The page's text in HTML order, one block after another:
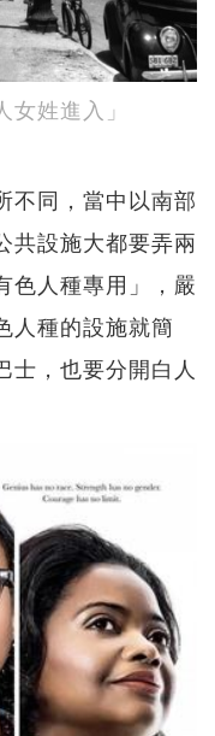
姓進入」
不同，當中以南部
共設施大都要弄兩
色人種專用」，嚴
人種的設施就簡
士，也要分開白人